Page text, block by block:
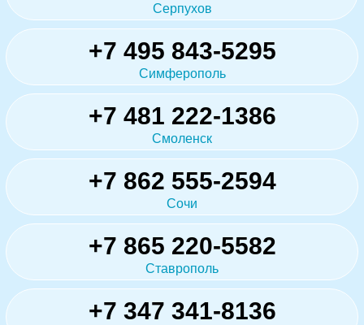
Серпухов
+7 495 843-5295
Симферополь
+7 481 222-1386
Смоленск
+7 862 555-2594
Сочи
+7 865 220-5582
Ставрополь
+7 347 341-8136